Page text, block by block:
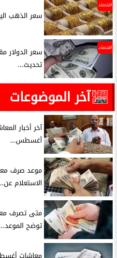
اقتصاد
سعر الذهب
اقتصاد
سعر الدولار
تحديث...
آخر الموضوعات
آخر أخبار
أغسطس...
الاستعلام
توضح الموعد...